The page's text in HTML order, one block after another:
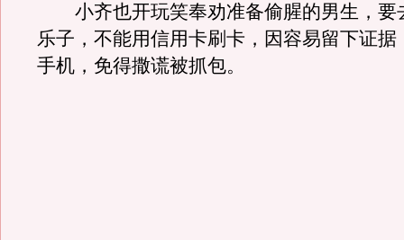
小齐也开玩笑奉劝准备偷腥的男生，要
乐子，不能用信用卡刷卡，因容易留下证据
手机，免得撒谎被抓包。